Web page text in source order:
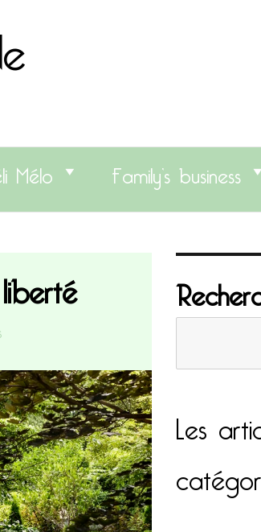
Mélo Family’s business
Les